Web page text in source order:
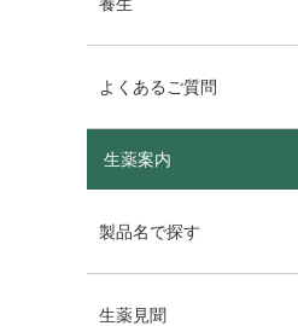
よくあるご質問
生薬案内
製品名で探す
生薬見聞